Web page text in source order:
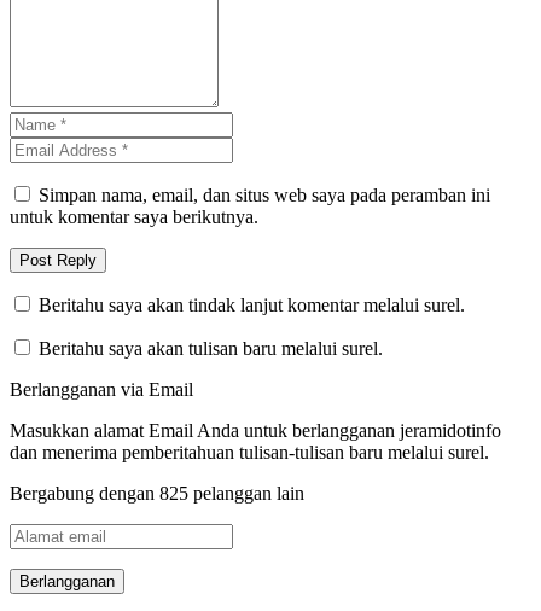
Simpan nama, email, dan situs web saya pada peramban ini
untuk komentar saya berikutnya.
Beritahu saya akan tindak lanjut komentar melalui surel.
Beritahu saya akan tulisan baru melalui surel.
Berlangganan via Email
Masukkan alamat Email Anda untuk berlangganan jeramidotinfo
dan menerima pemberitahuan tulisan-tulisan baru melalui surel.
Bergabung dengan 825 pelanggan lain
Alamat
email